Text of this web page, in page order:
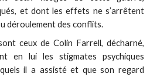
et dont les effets ne s’arrêtent
déroulement des conflits.
ceux de Colin Farrell, décharné,
en lui les stigmates psychiques
il a assisté et que son regard